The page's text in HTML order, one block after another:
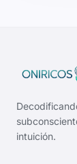
intuición.